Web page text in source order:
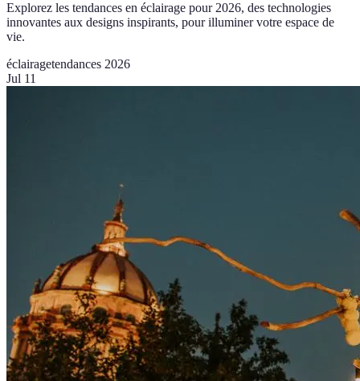
Explorez les tendances en éclairage pour 2026, des technologies
innovantes aux designs inspirants, pour illuminer votre espace de
vie.
éclairagetendances 2026
Jul 11